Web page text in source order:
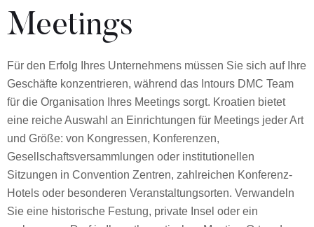
Meetings
Für den Erfolg Ihres Unternehmens müssen Sie sich auf Ihre
Geschäfte konzentrieren, während das Intours DMC Team
für die Organisation Ihres Meetings sorgt. Kroatien bietet
eine reiche Auswahl an Einrichtungen für Meetings jeder Art
und Größe: von Kongressen, Konferenzen,
Gesellschaftsversammlungen oder institutionellen
Sitzungen in Convention Zentren, zahlreichen Konferenz-
Hotels oder besonderen Veranstaltungsorten. Verwandeln
Sie eine historische Festung, private Insel oder ein